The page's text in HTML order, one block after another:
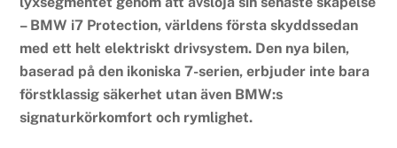
– BMW i7 Protection, världens första skyddssedan
med ett helt elektriskt drivsystem. Den nya bilen,
baserad på den ikoniska 7-serien, erbjuder inte bara
förstklassig säkerhet utan även BMW:s
signaturkörkomfort och rymlighet.